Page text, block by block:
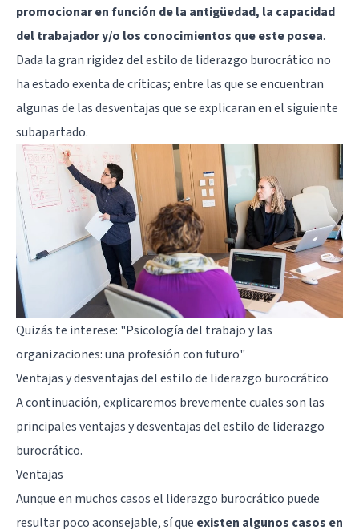
promocionar en función de la antigüedad, la capacidad
del trabajador y/o los conocimientos que este posea.
Dada la gran rigidez del estilo de liderazgo burocrático no
ha estado exenta de críticas; entre las que se encuentran
algunas de las desventajas que se explicaran en el siguiente
subapartado.
Quizás te interese: "Psicología del trabajo y las
organizaciones: una profesión con futuro"
Ventajas y desventajas del estilo de liderazgo burocrático
A continuación, explicaremos brevemente cuales son las
principales ventajas y desventajas del estilo de liderazgo
burocrático.
Ventajas
Aunque en muchos casos el liderazgo burocrático puede
resultar poco aconsejable, sí que existen algunos casos en